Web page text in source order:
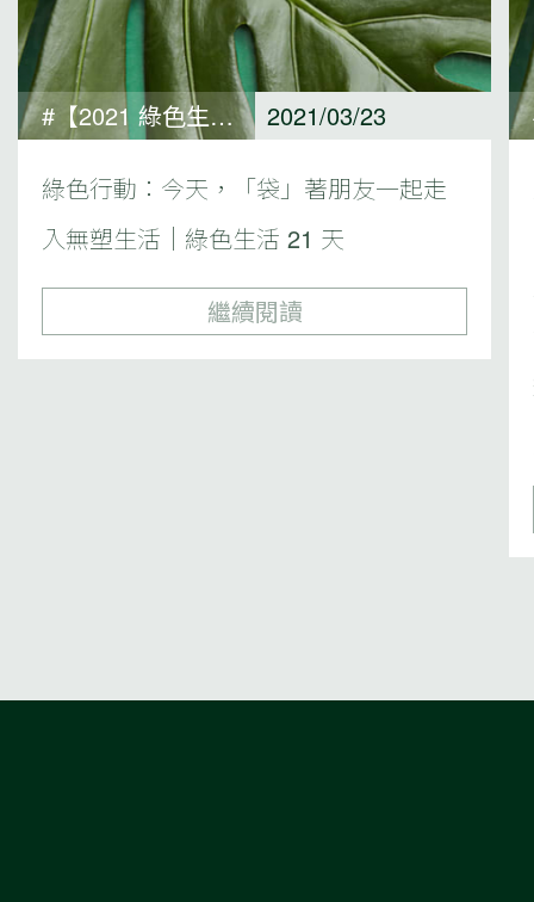
#【2021 綠色生活 21 天 ACTIONS 專欄】In my own time 獨處時篇#綠色生活 21 天 2021/03/23
綠色行動：今天，「袋」著朋友一起走
入無塑生活｜綠色生活 21 天
繼續閱讀